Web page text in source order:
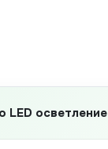
LED осветление